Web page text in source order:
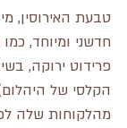
טבעת האירוסין,
חדשני ומיוחד,
פרידוט ירוקה,
הקלסי של
מהלקוחות שלה